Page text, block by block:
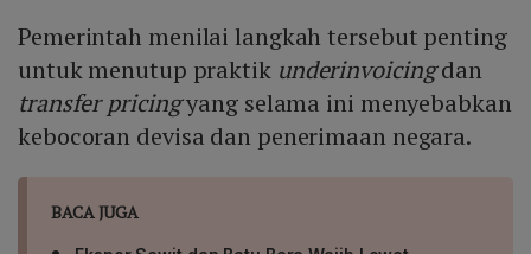
Pemerintah menilai langkah tersebut penting
untuk menutup praktik underinvoicingdan
transfer pricingyang selama ini menyebabkan
kebocoran devisa dan penerimaan negara.
BACA JUGA